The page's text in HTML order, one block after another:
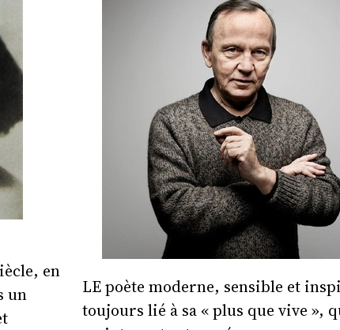
en
un
LE poète moderne, sensible et
toujours lié à sa « plus que vive »,